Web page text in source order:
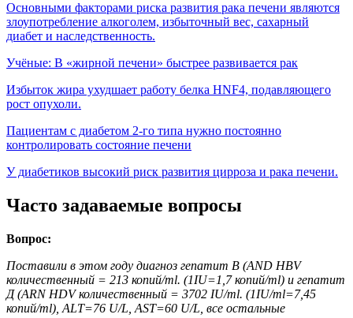
Основными факторами риска развития рака печени являются
злоупотребление алкоголем, избыточный вес, сахарный
диабет и наследственность.
Учёные: В «жирной печени» быстрее развивается рак
Избыток жира ухудшает работу белка HNF4, подавляющего
рост опухоли.
Пациентам с диабетом 2-го типа нужно постоянно
контролировать состояние печени
У диабетиков высокий риск развития цирроза и рака печени.
Часто задаваемые вопросы
Вопрос:
Поставили в этом году диагноз гепатит В (AND HBV
количественный = 213 копий/ml. (1IU=1,7 копий/ml) и гепатит
Д (ARN HDV количественный = 3702 IU/ml. (1IU/ml=7,45
копий/ml), ALT=76 U/L, AST=60 U/L, все остальные